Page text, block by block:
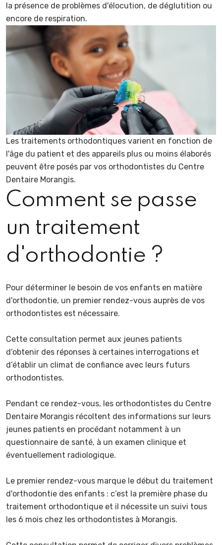
la présence de problèmes d'élocution, de déglutition ou
encore de respiration.
Les traitements orthodontiques varient en fonction de
l'âge du patient et des appareils plus ou moins élaborés
peuvent être posés par vos orthodontistes du Centre
Dentaire Morangis.
Comment se passe
un traitement
d'orthodontie ?
Pour déterminer le besoin de vos enfants en matière
d'orthodontie, un premier rendez-vous auprès de vos
orthodontistes est nécessaire.
Cette consultation permet aux jeunes patients
d’obtenir des réponses à certaines interrogations et
d’établir un climat de confiance avec leurs futurs
orthodontistes.
Pendant ce rendez-vous, les orthodontistes du Centre
Dentaire Morangis récoltent des informations sur leurs
jeunes patients en procédant notamment à un
questionnaire de santé, à un examen clinique et
éventuellement radiologique.
Le premier rendez-vous marque le début du traitement
d'orthodontie des enfants : c’est la première phase du
traitement orthodontique et il nécessite un suivi tous
les 6 mois chez les orthodontistes à Morangis.